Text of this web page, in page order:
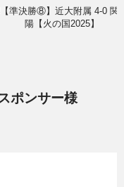
準決勝⑧】近大附属 4-0 関
陽【火の国2025】
ポンサー様